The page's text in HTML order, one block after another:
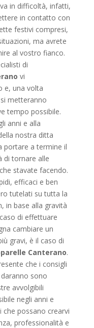
in difficoltà, infatti,
in contatto con
festivi compresi,
ma avrete
al vostro fianco.
di
vi
e, una volta
metteranno
tempo possibile.
anni e alla
nostra ditta
portare a termine il
di tornare alle
stavate facendo.
efficaci e ben
tutelati su tutta la
in base alla gravità
di effettuare
cambiare un
gravi, è il caso di
Canterano.
che i consigli
sono
avvolgibili
negli anni e
che possano crearvi
professionalità e